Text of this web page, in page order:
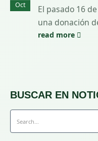
Oct
El pasado 16
una donación
read more
BUSCAR EN